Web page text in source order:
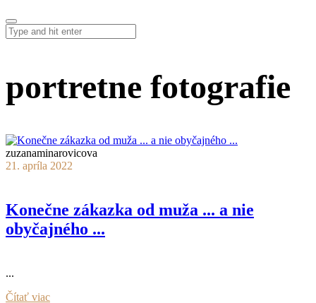
portretne fotografie
zuzanaminarovicova
21. apríla 2022
Konečne zákazka od muža ... a nie
obyčajného ...
...
Čítať viac